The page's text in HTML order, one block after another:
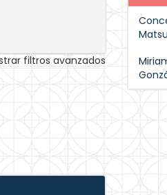
filtros avanzados